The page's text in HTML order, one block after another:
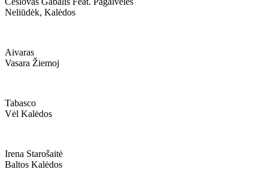
Neliūdėk, Kalėdos
Aivaras
Vasara Žiemoj
Tabasco
Vėl Kalėdos
Irena Starošaitė
Baltos Kalėdos